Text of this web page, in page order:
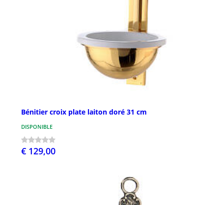
Bénitier croix plate laiton doré 31 cm
DISPONIBLE
€ 129,00